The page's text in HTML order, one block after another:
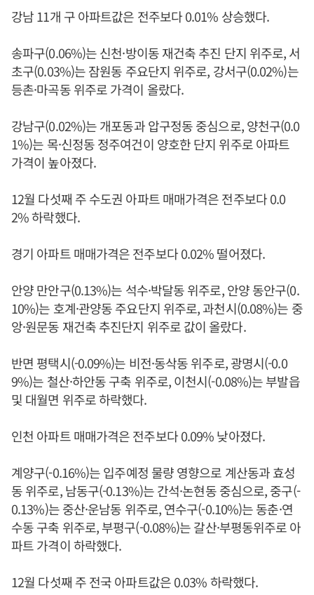
강남 11개 구 아파트값은 전주보다 0.01% 상승했다.
송파구(0.06%)는 신천·방이동 재건축 추진 단지 위주로, 서
초구(0.03%)는 잠원동 주요단지 위주로, 강서구(0.02%)는
등촌·마곡동 위주로 가격이 올랐다.
강남구(0.02%)는 개포동과 압구정동 중심으로, 양천구(0.0
1%)는 목·신정동 정주여건이 양호한 단지 위주로 아파트
가격이 높아졌다.
12월 다섯째 주 수도권 아파트 매매가격은 전주보다 0.0
2% 하락했다.
경기 아파트 매매가격은 전주보다 0.02% 떨어졌다.
안양 만안구(0.13%)는 석수·박달동 위주로, 안양 동안구(0.
10%)는 호계·관양동 주요단지 위주로, 과천시(0.08%)는 중
앙·원문동 재건축 추진단지 위주로 값이 올랐다.
반면 평택시(-0.09%)는 비전·동삭동 위주로, 광명시(-0.0
9%)는 철산·하안동 구축 위주로, 이천시(-0.08%)는 부발읍
및 대월면 위주로 하락했다.
인천 아파트 매매가격은 전주보다 0.09% 낮아졌다.
계양구(-0.16%)는 입주예정 물량 영향으로 계산동과 효성
동 위주로, 남동구(-0.13%)는 간석·논현동 중심으로, 중구(-
0.13%)는 중산·운남동 위주로, 연수구(-0.10%)는 동춘·연
수동 구축 위주로, 부평구(-0.08%)는 갈산·부평동위주로 아
파트 가격이 하락했다.
12월 다섯째 주 전국 아파트값은 0.03% 하락했다.